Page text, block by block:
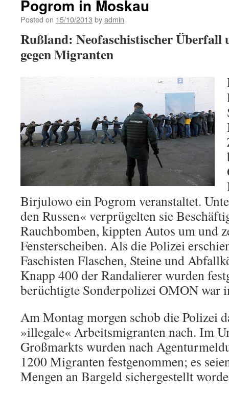
Pogrom in Moskau
Posted on 15/10/2013 byadmin
Rußland: Neofaschistischer Überfall
gegen Migranten
Birjulowo ein Pogrom veranstaltet.
den Russen« verprügelten sie
Rauchbomben, kippten Autos um und
Fensterscheiben. Als die Polizei
Faschisten Flaschen, Steine und
Knapp 400 der Randalierer wurden
berüchtigte Sonderpolizei OMON war
Am Montag morgen schob die Polizei
»illegale« Arbeitsmigranten nach. Im
Großmarkts wurden nach
1200 Migranten festgenommen; es
Mengen an Bargeld sichergestellt